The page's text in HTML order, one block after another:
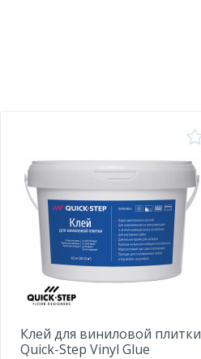
Клей для виниловой плитки
Quick-Step Vinyl Glue